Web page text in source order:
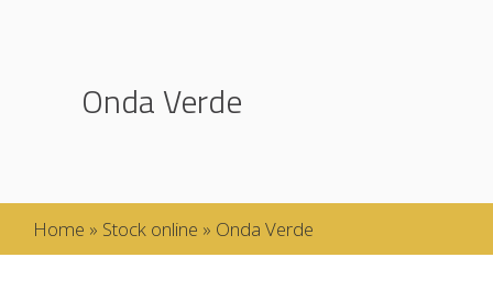
Onda Verde
Home » Stock online » Onda Verde